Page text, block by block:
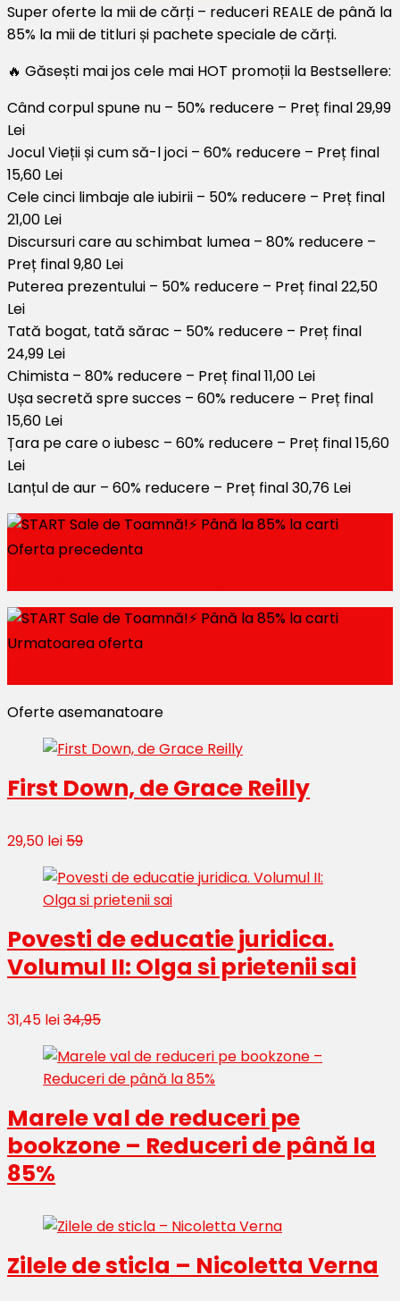
Super oferte la mii de cărți – reduceri REALE de până la
85% la mii de titluri și pachete speciale de cărți.
🔥 Găsești mai jos cele mai HOT promoții la Bestsellere:
Când corpul spune nu – 50% reducere – Preț final 29,99
Lei
Jocul Vieții și cum să-l joci – 60% reducere – Preț final
15,60 Lei
Cele cinci limbaje ale iubirii – 50% reducere – Preț final
21,00 Lei
Discursuri care au schimbat lumea – 80% reducere –
Preț final 9,80 Lei
Puterea prezentului – 50% reducere – Preț final 22,50
Lei
Tată bogat, tată sărac – 50% reducere – Preț final
24,99 Lei
Chimista – 80% reducere – Preț final 11,00 Lei
Ușa secretă spre succes – 60% reducere – Preț final
15,60 Lei
Țara pe care o iubesc – 60% reducere – Preț final 15,60
Lei
Lanțul de aur – 60% reducere – Preț final 30,76 Lei
Oferta precedenta
Urmatoarea oferta
Oferte asemanatoare
First Down, de Grace Reilly
29,50 lei59
Povesti de educatie juridica.
Volumul II: Olga si prietenii sai
31,45 lei34,95
Marele val de reduceri pe
bookzone – Reduceri de până la
85%
Zilele de sticla – Nicoletta Verna